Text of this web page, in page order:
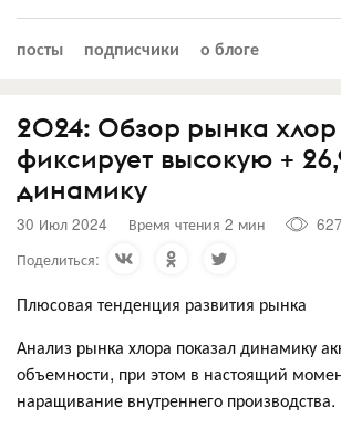
посты подписчики о блоге
2024: Обзор рынка хлор
фиксирует высокую +
динамику
30 Июл 2024 Время чтения 2 мин
627
Поделиться:
Плюсовая тенденция развития рынка
Анализ рынка хлора показал динамику
объемности, при этом в настоящий
наращивание внутреннего производства.